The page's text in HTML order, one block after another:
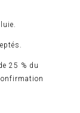
25 % du